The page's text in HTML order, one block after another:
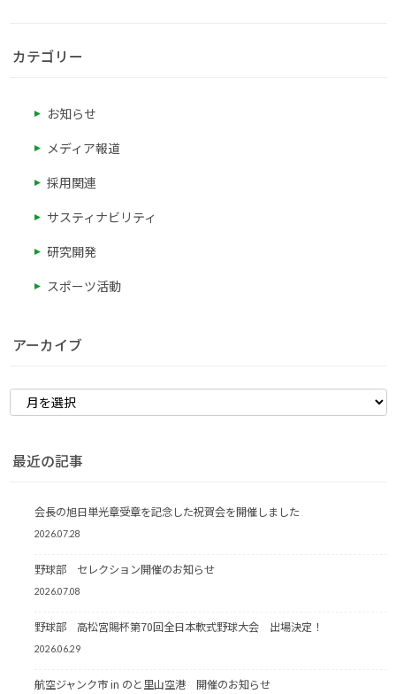
棄物に生命（いのち）を～･･･
カテゴリー
お知らせ
メディア報道
採用関連
サスティナビリティ
研究開発
スポーツ活動
アーカイブ
最近の記事
会長の旭日単光章受章を記念した祝賀会を開催しました
2026.07.28
野球部 セレクション開催のお知らせ
2026.07.08
野球部 高松宮賜杯第70回全日本軟式野球大会 出場決定！
2026.06.29
航空ジャンク市 in のと里山空港 開催のお知らせ